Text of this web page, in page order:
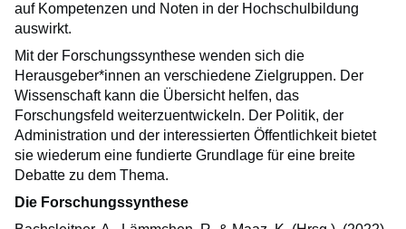
auf Kompetenzen und Noten in der Hochschulbildung
auswirkt.
Mit der Forschungssynthese wenden sich die
Herausgeber*innen an verschiedene Zielgruppen. Der
Wissenschaft kann die Übersicht helfen, das
Forschungsfeld weiterzuentwickeln. Der Politik, der
Administration und der interessierten Öffentlichkeit bietet
sie wiederum eine fundierte Grundlage für eine breite
Debatte zu dem Thema.
Die Forschungssynthese